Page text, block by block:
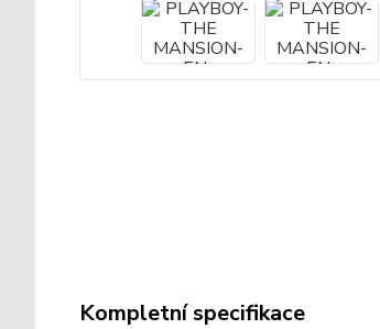
Kompletní specifikace